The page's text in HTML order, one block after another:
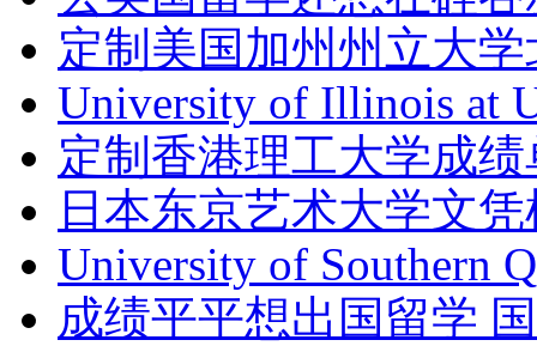
定制美国加州州立大
University of Illinois at
定制香港理工大学成绩
日本东京艺术大学文
University of Southern
成绩平平想出国留学